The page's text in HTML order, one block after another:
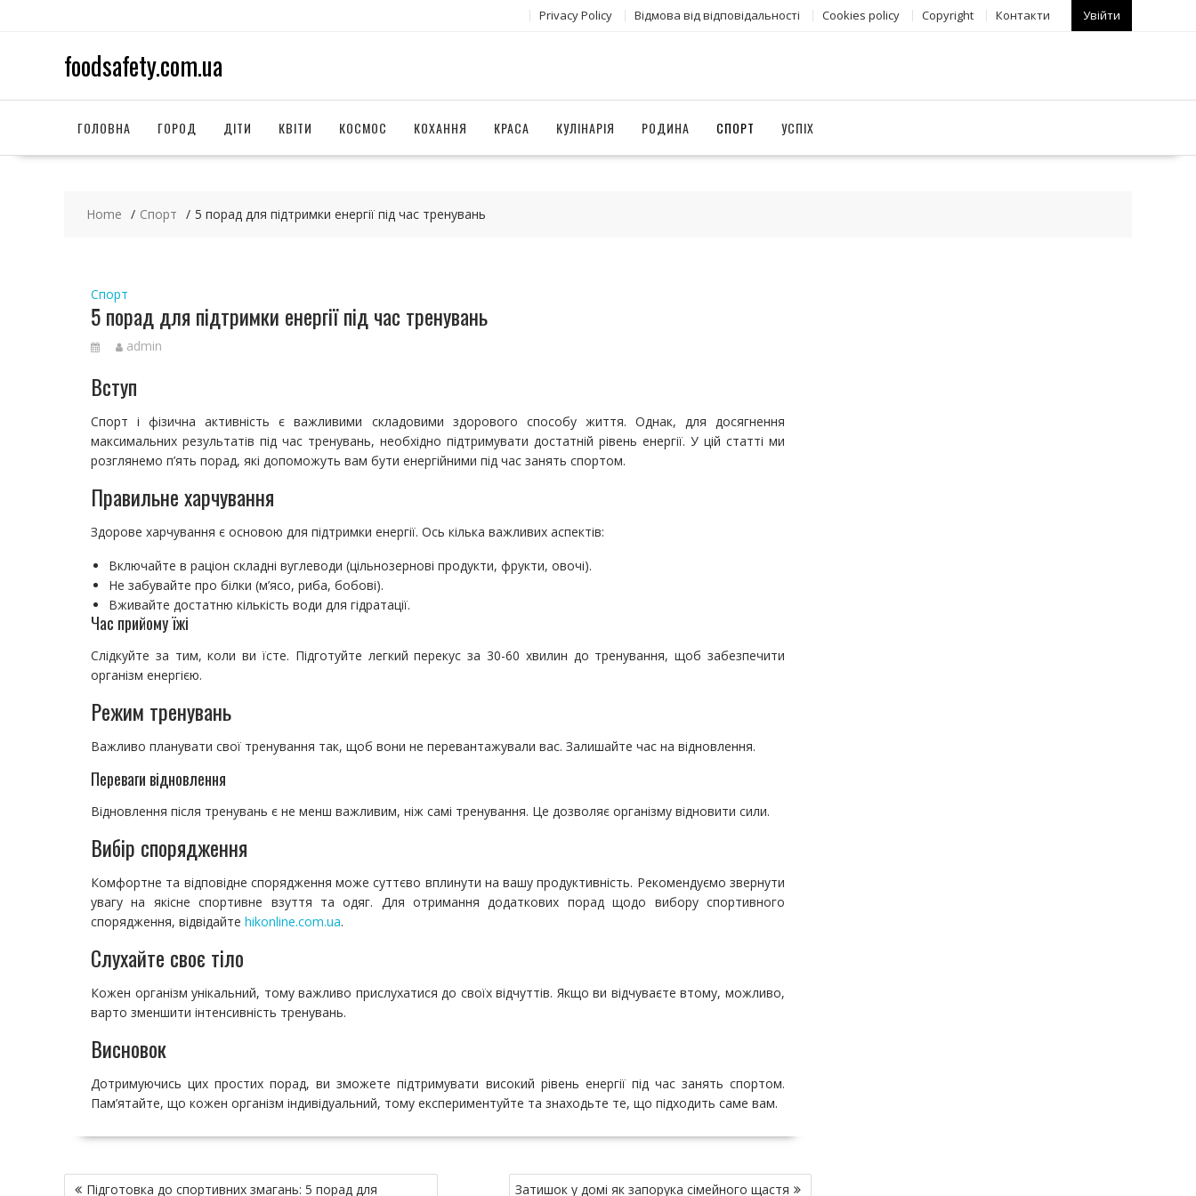
Privacy Policy Відмова від відповідальності Сookies policy Copyright Контакти Увійти
foodsafety.com.ua
ГОЛОВНА ГОРОД ДІТИ КВІТИ КОСМОС КОХАННЯ КРАСА КУЛІНАРІЯ РОДИНА СПОРТ УСПІХ
Home Спорт 5 порад для підтримки енергії під час тренувань
Спорт
5 порад для підтримки енергії під час тренувань
admin
Вступ
Спорт і фізична активність є важливими складовими здорового способу життя. Однак, для досягнення
максимальних результатів під час тренувань, необхідно підтримувати достатній рівень енергії. У цій статті ми
розглянемо п’ять порад, які допоможуть вам бути енергійними під час занять спортом.
Правильне харчування
Здорове харчування є основою для підтримки енергії. Ось кілька важливих аспектів:
Включайте в раціон складні вуглеводи (цільнозернові продукти, фрукти, овочі).
Не забувайте про білки (м’ясо, риба, бобові).
Вживайте достатню кількість води для гідратації.
Час прийому їжі
Слідкуйте за тим, коли ви їсте. Підготуйте легкий перекус за 30-60 хвилин до тренування, щоб забезпечити
організм енергією.
Режим тренувань
Важливо планувати свої тренування так, щоб вони не перевантажували вас. Залишайте час на відновлення.
Переваги відновлення
Відновлення після тренувань є не менш важливим, ніж самі тренування. Це дозволяє організму відновити сили.
Вибір спорядження
Комфортне та відповідне спорядження може суттєво вплинути на вашу продуктивність. Рекомендуємо звернути
увагу на якісне спортивне взуття та одяг. Для отримання додаткових порад щодо вибору спортивного
спорядження, відвідайте hikonline.com.ua.
Слухайте своє тіло
Кожен організм унікальний, тому важливо прислухатися до своїх відчуттів. Якщо ви відчуваєте втому, можливо,
варто зменшити інтенсивність тренувань.
Висновок
Дотримуючись цих простих порад, ви зможете підтримувати високий рівень енергії під час занять спортом.
Пам’ятайте, що кожен організм індивідуальний, тому експериментуйте та знаходьте те, що підходить саме вам.
Н
Підготовка до спортивних змагань: 5 порад для
Затишок у домі як запорука сімейного щастя